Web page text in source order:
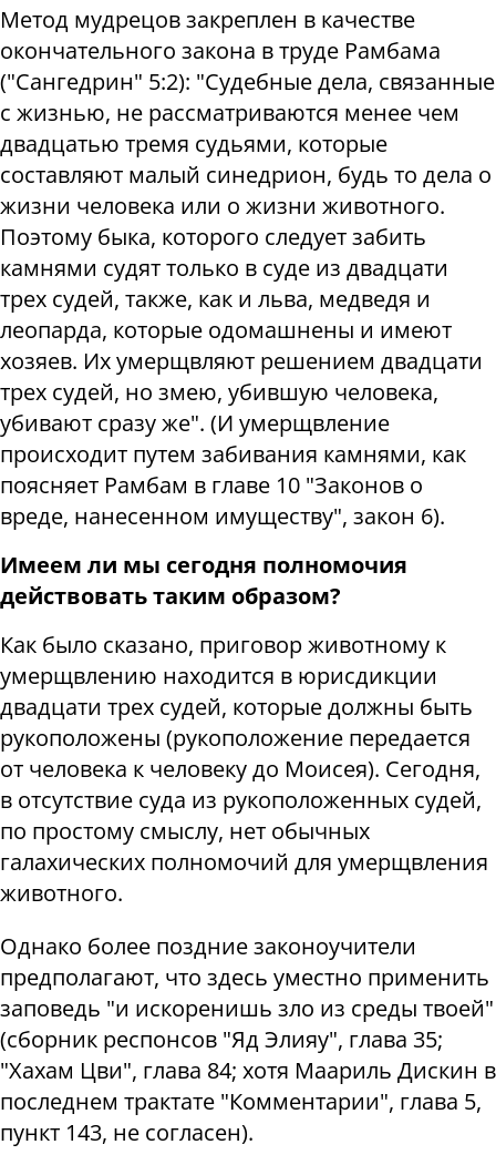
Метод мудрецов закреплен в качестве
окончательного закона в труде Рамбама
("Сангедрин" 5:2): "Судебные дела, связанные
с жизнью, не рассматриваются менее чем
двадцатью тремя судьями, которые
составляют малый синедрион, будь то дела о
жизни человека или о жизни животного.
Поэтому быка, которого следует забить
камнями судят только в суде из двадцати
трех судей, также, как и льва, медведя и
леопарда, которые одомашнены и имеют
хозяев. Их умерщвляют решением двадцати
трех судей, но змею, убившую человека,
убивают сразу же". (И умерщвление
происходит путем забивания камнями, как
поясняет Рамбам в главе 10 "Законов о
вреде, нанесенном имуществу", закон 6).
Имеем ли мы сегодня полномочия
действовать таким образом?
Как было сказано, приговор животному к
умерщвлению находится в юрисдикции
двадцати трех судей, которые должны быть
рукоположены (рукоположение передается
от человека к человеку до Моисея). Сегодня,
в отсутствие суда из рукоположенных судей,
по простому смыслу, нет обычных
галахических полномочий для умерщвления
животного.
Однако более поздние законоучители
предполагают, что здесь уместно применить
заповедь "и искоренишь зло из среды твоей"
(сборник респонсов "Яд Элияу", глава 35;
"Хахам Цви", глава 84; хотя Маариль Дискин в
последнем трактате "Комментарии", глава 5,
пункт 143, не согласен).